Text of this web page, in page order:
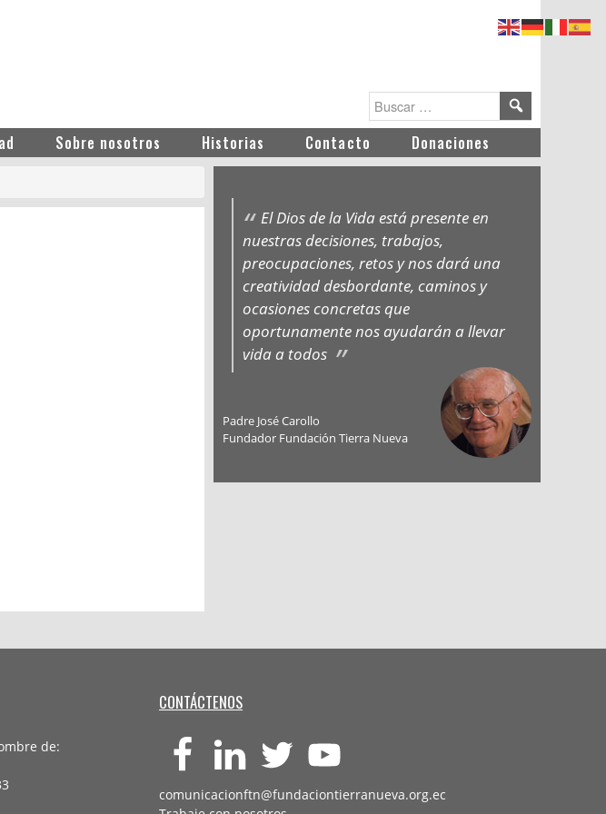
Sobre nosotros Historias Contacto Donaciones
El Dios de la Vida está presente en
nuestras decisiones, trabajos,
preocupaciones, retos y nos dará una
creatividad desbordante, caminos y
ocasiones concretas que
oportunamente nos ayudarán a llevar
vida a todos
Padre José Carollo
Fundador Fundación Tierra Nueva
de:
CONTÁCTENOS
comunicacionftn@fundaciontierranueva.org.ec